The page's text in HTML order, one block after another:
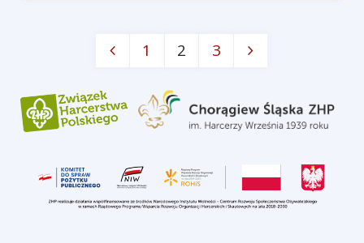
(MARZEC)"
Stronicowanie
1 2 3